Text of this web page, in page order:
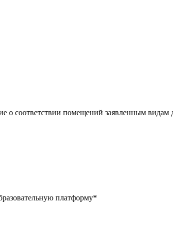
о соответствии помещений заявленным видам
платформу*